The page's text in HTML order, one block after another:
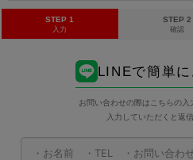
STEP 1
入力
STEP 2
確認
LINEで簡単
お問い合わせの際はこちらの入
入力していただくと返